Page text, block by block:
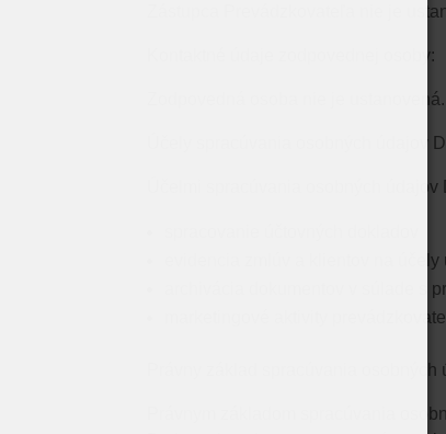
Zástupca Prevádzkovateľa nie je
Kontaktné údaje zodpovednej osoby:
Zodpovedná osoba nie je ustanovená.
Účely spracúvania osobných údajov
Účelmi spracúvania osobných
evidencia​​ zmlúv a​​ klientov na
archivácia dokumentov v súlade s
marketingové aktivity
Právny základ spracúvania
Právnym základom spracúvania